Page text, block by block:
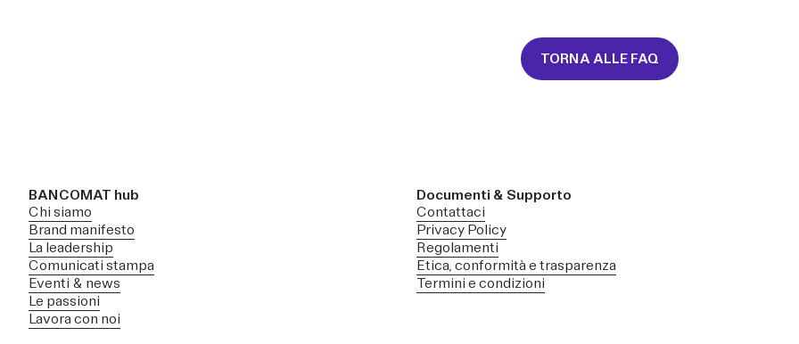
TORNA ALLE FAQ
BANCOMAT hub
Chi siamo
Brand manifesto
La leadership
Comunicati stampa
Eventi & news
Le passioni
Lavora con noi
Documenti & Supporto
Contattaci
Privacy Policy
Regolamenti
Etica, conformità e trasparenza
Termini e condizioni